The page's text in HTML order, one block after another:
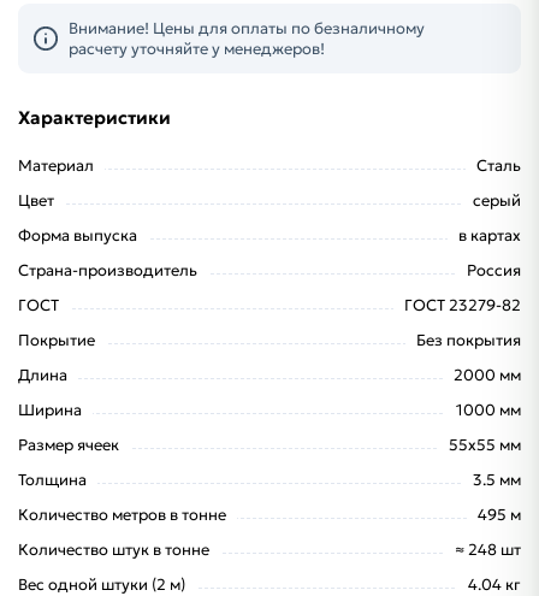
Внимание! Цены для оплаты по безналичному
расчету уточняйте у менеджеров!
Характеристики
Материал
Сталь
Цвет
серый
Форма выпуска
в картах
Страна-производитель
Россия
ГОСТ
ГОСТ 23279-82
Покрытие
Без покрытия
Длина
2000 мм
Ширина
1000 мм
Размер ячеек
55х55 мм
Толщина
3.5 мм
Количество метров в тонне
495 м
Количество штук в тонне
≈ 248 шт
Вес одной штуки (2 м)
4.04 кг